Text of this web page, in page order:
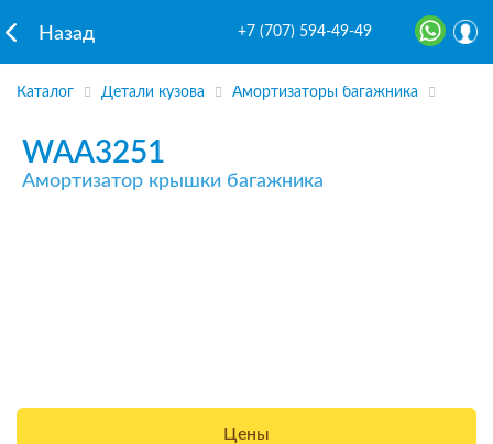
Назад +7 (707) 594-49-49
Каталог Детали кузова Амортизаторы багажника
WAA3251
Амортизатор крышки багажника
Цены